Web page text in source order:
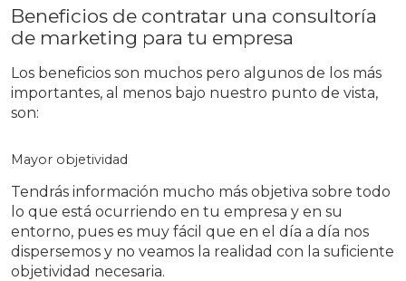
Beneficios de contratar una consultoría
de marketing para tu empresa
Los beneficios son muchos pero algunos de los más
importantes, al menos bajo nuestro punto de vista,
son:
Mayor objetividad
Tendrás información mucho más objetiva sobre todo
lo que está ocurriendo en tu empresa y en su
entorno, pues es muy fácil que en el día a día nos
dispersemos y no veamos la realidad con la suficiente
objetividad necesaria.